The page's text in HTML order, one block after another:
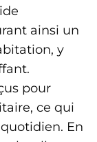
ainsi un
y
pour
ce qui
En